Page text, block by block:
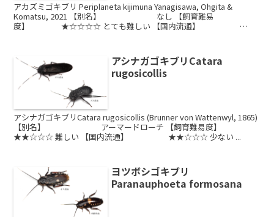
アカズミゴキブリ Periplaneta kijimuna Yanagisawa, Ohgita &
Komatsu, 2021 【別名】 なし 【飼育難易
度】 ★☆☆☆☆ とても難しい 【国内流通】
アシナガゴキブリCatara
rugosicollis
アシナガゴキブリCatara rugosicollis (Brunner von Wattenwyl, 1865)
【別名】 アーマードローチ 【飼育難易度】
★★☆☆☆ 難しい 【国内流通】 ★★☆☆☆ 少ない ...
ヨツボシゴキブリ
Paranauphoeta formosana